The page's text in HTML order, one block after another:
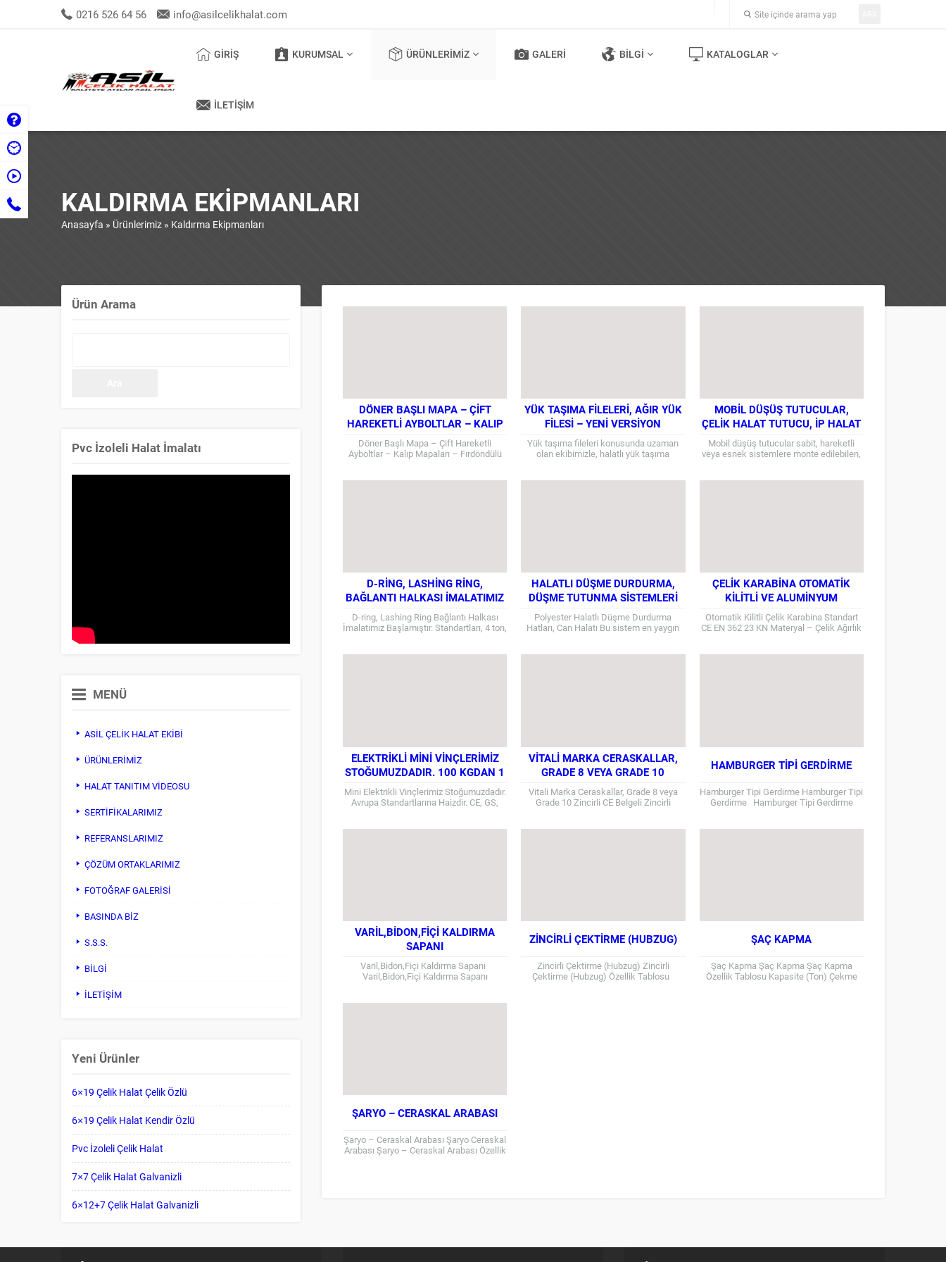
0216 526 64 56 info@asilcelikhalat.com
GİRİŞ KURUMSAL ÜRÜNLERIMIZ GALERI BILGI KATALOGLAR
İLETİŞİM
KALDIRMA EKIPMANLARI
Anasayfa » Ürünlerimiz » Kaldırma Ekipmanları
DÖNER BAŞLI MAPA – ÇIFT
HAREKETLI AYBOLTLAR – KALIP
MAPALARI – FIRDÖNDÜLÜ
AYBOLT STOĞUMUZDADIR.
Döner Başlı Mapa – Çift Hareketli
Ayboltlar – Kalıp Mapaları – Fırdöndülü
YÜK TAŞIMA FILELERI, AĞIR YÜK
FILESI – YENI VERSIYON
KOLONLU
Yük taşıma fileleri konusunda uzaman
olan ekibimizle, halatlı yük taşıma
MOBIL DÜŞÜŞ TUTUCULAR,
ÇELIK HALAT TUTUCU, İP HALAT
TUTUCULAR
Mobil düşüş tutucular sabit, hareketli
veya esnek sistemlere monte edilebilen,
D-RING, LASHING RING,
BAĞLANTI HALKASI İMALATIMIZ
BAŞLAMIŞTIR.
D-ring, Lashing Ring Bağlantı Halkası
İmalatımız Başlamıştır. Standartları, 4 ton,
HALATLI DÜŞME DURDURMA,
DÜŞME TUTUNMA SISTEMLERI
Polyester Halatlı Düşme Durdurma
Hatları, Can Halatı Bu sistem en yaygın
ÇELIK KARABINA OTOMATIK
KILITLI VE ALUMINYUM
KARABINALAR
Otomatik Kilitli Çelik Karabina Standart
CE EN 362 23 KN Materyal – Çelik Ağırlık
ELEKTRIKLI MINI VINÇLERIMIZ
STOĞUMUZDADIR. 100 KGDAN 1
TONA KADAR
Mini Elektrikli Vinçlerimiz Stoğumuzdadır.
Avrupa Standartlarına Haizdir. CE, GS,
VITALI MARKA CERASKALLAR,
GRADE 8 VEYA GRADE 10
ZINCIRLI CE BELGELI
Vitali Marka Ceraskallar, Grade 8 veya
Grade 10 Zincirli CE Belgeli Zincirli
HAMBURGER TIPI GERDIRME
Hamburger Tipi Gerdirme Hamburger Tipi
Gerdirme Hamburger Tipi Gerdirme
VARIL,BIDON,FIÇI KALDIRMA
SAPANI
Varil,Bidon,Fiçi Kaldırma Sapanı
Varil,Bidon,Fiçi Kaldırma Sapanı
ZINCIRLI ÇEKTIRME (HUBZUG)
Zincirli Çektirme (Hubzug) Zincirli
Çektirme (Hubzug) Özellik Tablosu
ŞAÇ KAPMA
Şaç Kapma Şaç Kapma Şaç Kapma
Özellik Tablosu Kapasite (Ton) Çekme
ŞARYO – CERASKAL ARABASI
Şaryo – Ceraskal Arabası Şaryo Ceraskal
Arabası Şaryo – Ceraskal Arabası Özellik
Ürün Arama
Pvc İzoleli Halat İmalatı
MENÜ
ASİL ÇELİK HALAT EKİBİ
ÜRÜNLERİMİZ
HALAT TANITIM VIDEOSU
SERTİFİKALARIMIZ
REFERANSLARIMIZ
ÇÖZÜM ORTAKLARIMIZ
FOTOĞRAF GALERİSİ
BASINDA BİZ
S.S.S.
BİLGİ
İLETİŞİM
Yeni Ürünler
6×19 Çelik Halat Çelik Özlü
6×19 Çelik Halat Kendir Özlü
Pvc İzoleli Çelik Halat
7×7 Çelik Halat Galvanizli
6×12+7 Çelik Halat Galvanizli